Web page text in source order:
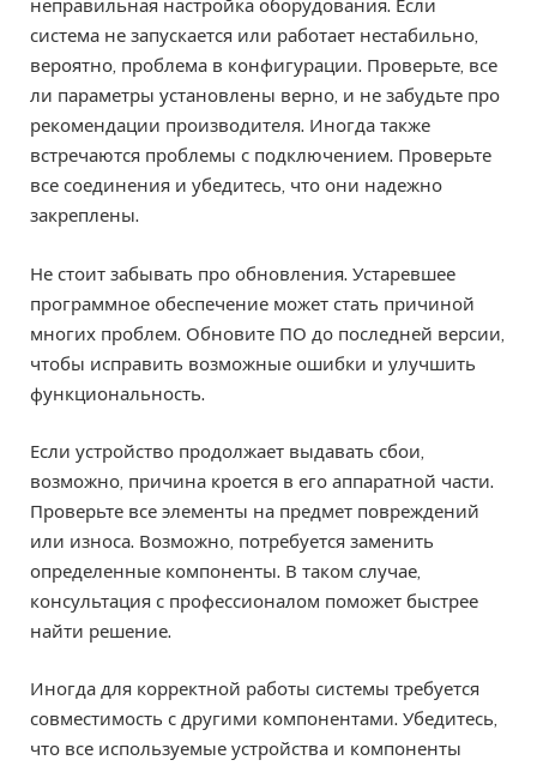
неправильная настройка оборудования. Если
система не запускается или работает нестабильно,
вероятно, проблема в конфигурации. Проверьте, все
ли параметры установлены верно, и не забудьте про
рекомендации производителя. Иногда также
встречаются проблемы с подключением. Проверьте
все соединения и убедитесь, что они надежно
закреплены.
Не стоит забывать про обновления. Устаревшее
программное обеспечение может стать причиной
многих проблем. Обновите ПО до последней версии,
чтобы исправить возможные ошибки и улучшить
функциональность.
Если устройство продолжает выдавать сбои,
возможно, причина кроется в его аппаратной части.
Проверьте все элементы на предмет повреждений
или износа. Возможно, потребуется заменить
определенные компоненты. В таком случае,
консультация с профессионалом поможет быстрее
найти решение.
Иногда для корректной работы системы требуется
совместимость с другими компонентами. Убедитесь,
что все используемые устройства и компоненты